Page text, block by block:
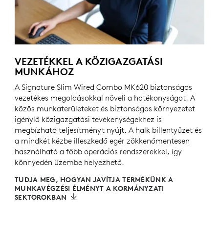
VEZETÉKKEL A KÖZIGAZGATÁSI
MUNKÁHOZ
A Signature Slim Wired Combo MK620 biztonságos
vezetékes megoldásokkal növeli a hatékonyságot. A
közös munkaterületeket és biztonságos környezetet
igénylő közigazgatási tevékenységekhez is
megbízható teljesítményt nyújt. A halk billentyűzet és
a mindkét kézbe illeszkedő egér zökkenőmentesen
használható a főbb operációs rendszerekkel, így
könnyedén üzembe helyezhető.
TUDJA MEG, HOGYAN JAVÍTJA TERMÉKÜNK A
MUNKAVÉGZÉSI ÉLMÉNYT A KORMÁNYZATI
SEKTOROKBAN